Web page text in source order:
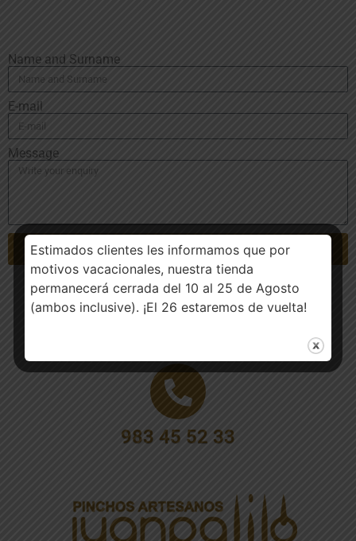
Name and Surname
E-mail
Message
Send
Contact us
983 45 52 33
Estimados clientes les informamos que por
motivos vacacionales, nuestra tienda
permanecerá cerrada del 10 al 25 de Agosto
(ambos inclusive). ¡El 26 estaremos de vuelta!